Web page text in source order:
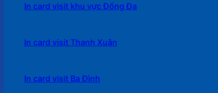
In card visit khu vực Đống Đa
In card visit Thanh Xuân
In card visit Ba Đình